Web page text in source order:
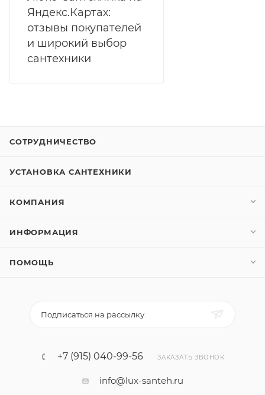
Яндекс.Картах:
отзывы покупателей
и широкий выбор
сантехники
СОТРУДНИЧЕСТВО
УСТАНОВКА САНТЕХНИКИ
КОМПАНИЯ
ИНФОРМАЦИЯ
ПОМОЩЬ
Подписаться на рассылку
+7 (915) 040-99-56 ЗАКАЗАТЬ ЗВОНОК
info@lux-santeh.ru